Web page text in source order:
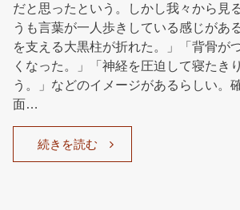
だと思ったという。しかし我々から見
うも言葉が一人歩きしている感じがあ
を支える大黒柱が折れた。」「背骨が
くなった。」「神経を圧迫して寝たき
う。」などのイメージがあるらしい。
面…
続きを読む